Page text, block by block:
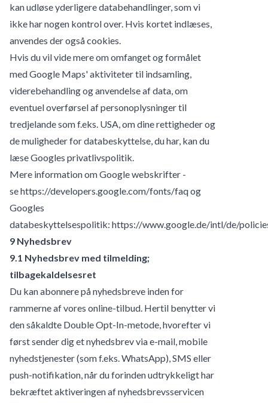
kan udløse yderligere databehandlinger, som vi
ikke har nogen kontrol over. Hvis kortet indlæses,
anvendes der også cookies.
Hvis du vil vide mere om omfanget og formålet
med Google Maps' aktiviteter til indsamling,
viderebehandling og anvendelse af data, om
eventuel overførsel af personoplysninger til
tredjelande som f.eks. USA, om dine rettigheder og
de muligheder for databeskyttelse, du har, kan du
læse Googles privatlivspolitik.
Mere information om Google webskrifter -
sehttps://developers.google.com/fonts/faqog
Googles
databeskyttelsespolitik: https://www.google.de/intl/de/
9 Nyhedsbrev
9.1 Nyhedsbrev med tilmelding;
tilbagekaldelsesret
Du kan abonnere på nyhedsbreve inden for
rammerne af vores online-tilbud. Hertil benytter vi
den såkaldte Double Opt-In-metode, hvorefter vi
først sender dig et nyhedsbrev via e-mail, mobile
nyhedstjenester (som f.eks. WhatsApp), SMS eller
push-notifikation, når du forinden udtrykkeligt har
bekræftet aktiveringen af nyhedsbrevsservicen